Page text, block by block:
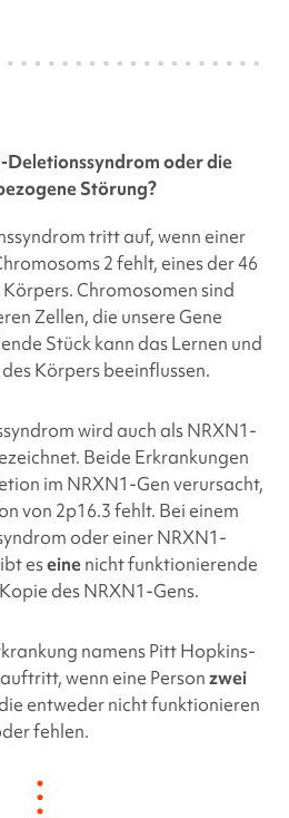
Deletionssyndromoder die
Störung?
tritt auf, wenn einer
2 fehlt, eines der 46
Chromosomen sind
Zellen, die unsere Gene
Stück kann das Lernen und
Körpers beeinflussen.
wird auch als NRXN1-
Beide Erkrankungen
im NRXN1-Gen verursacht,
von 2p16.3fehlt. Bei einem
oder einer NRXN1-
eseinenicht funktionierende
des NRXN1-Gens.
namens Pitt Hopkins-
wenn eine Personzwei
entweder nicht funktionieren
fehlen.